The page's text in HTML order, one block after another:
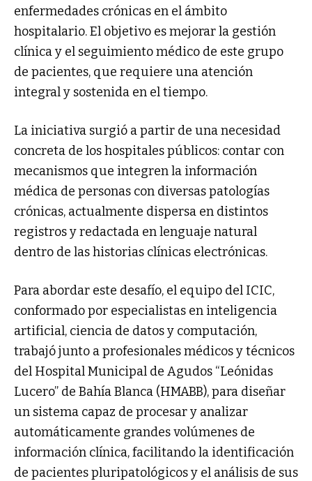
enfermedades crónicas en el ámbito
hospitalario. El objetivo es mejorar la gestión
clínica y el seguimiento médico de este grupo
de pacientes, que requiere una atención
integral y sostenida en el tiempo.
La iniciativa surgió a partir de una necesidad
concreta de los hospitales públicos: contar con
mecanismos que integren la información
médica de personas con diversas patologías
crónicas, actualmente dispersa en distintos
registros y redactada en lenguaje natural
dentro de las historias clínicas electrónicas.
Para abordar este desafío, el equipo del ICIC,
conformado por especialistas en inteligencia
artificial, ciencia de datos y computación,
trabajó junto a profesionales médicos y técnicos
del Hospital Municipal de Agudos “Leónidas
Lucero” de Bahía Blanca (HMABB), para diseñar
un sistema capaz de procesar y analizar
automáticamente grandes volúmenes de
información clínica, facilitando la identificación
de pacientes pluripatológicos y el análisis de sus